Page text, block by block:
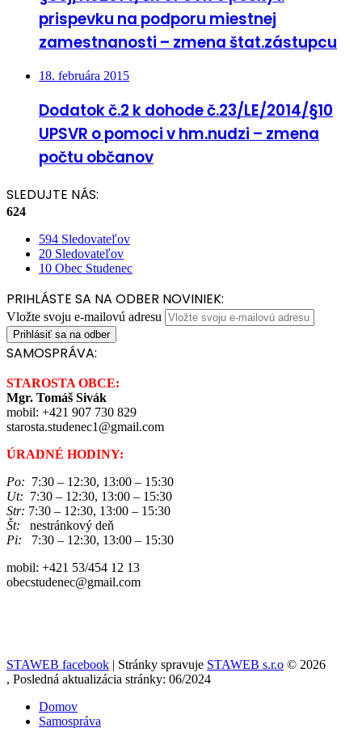
prispevku na podporu miestnej
zamestnanosti – zmena štat.zástupcu
18. februára 2015
Dodatok č.2 k dohode č.23/LE/2014/§10
UPSVR o pomoci v hm.nudzi – zmena
počtu občanov
SLEDUJTE NÁS:
624
594 Sledovateľov
20 Sledovateľov
10 Obec Studenec
PRIHLÁSTE SA NA ODBER NOVINIEK:
Vložte svoju e-mailovú adresu
SAMOSPRÁVA:
STAROSTA OBCE:
Mgr. Tomáš Sivák
mobil: +421 907 730 829
starosta.studenec1@gmail.com
ÚRADNÉ HODINY:
Po: 7:30 – 12:30, 13:00 – 15:30
Ut: 7:30 – 12:30, 13:00 – 15:30
Str: 7:30 – 12:30, 13:00 – 15:30
Št: nestránkový deň
Pi: 7:30 – 12:30, 13:00 – 15:30
mobil: +421 53/454 12 13
obecstudenec@gmail.com
STAWEB facebook | Stránky spravuje STAWEB s.r.o © 2026
, Posledná aktualizácia stránky: 06/2024
Domov
Samospráva